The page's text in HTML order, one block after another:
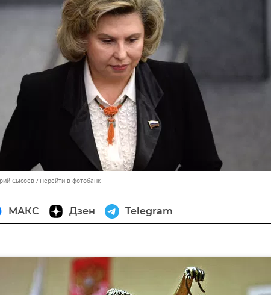
Сысоев Перейти в фотобанк
МАКС Дзен Telegram